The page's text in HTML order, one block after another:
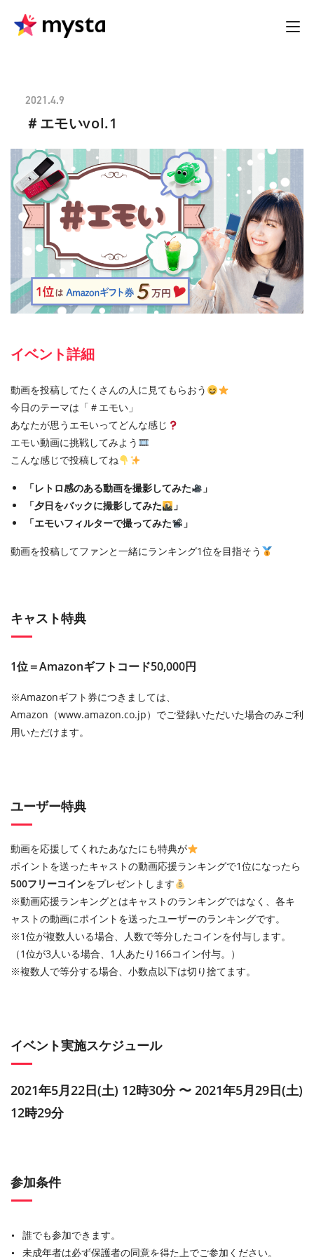
2021.4.9
＃エモいvol.1
イベント詳細
動画を投稿してたくさんの人に見てもらおう
今日のテーマは「＃エモい」
あなたが思うエモいってどんな感じ
エモい動画に挑戦してみよう
こんな感じで投稿してね
「レトロ感のある動画を撮影してみた
」
「夕日をバックに撮影してみた
」
「エモいフィルターで撮ってみた
」
動画を投稿してファンと一緒にランキング1位を目指そう
キャスト特典
1位＝Amazonギフトコード50,000円
※Amazonギフト券につきましては、
Amazon（www.amazon.co.jp）でご登録いただいた場合のみご利
用いただけます。
ユーザー特典
動画を応援してくれたあなたにも特典が
ポイントを送ったキャストの動画応援ランキングで1位になったら
500フリーコインをプレゼントします
※動画応援ランキングとはキャストのランキングではなく、各キ
ャストの動画にポイントを送ったユーザーのランキングです。
※1位が複数人いる場合、人数で等分したコインを付与します。
（1位が3人いる場合、1人あたり166コイン付与。）
※複数人で等分する場合、小数点以下は切り捨てます。
イベント実施スケジュール
2021年5月22日(土) 12時30分 〜 2021年5月29日(土)
12時29分
参加条件
誰でも参加できます。
未成年者は必ず保護者の同意を得た上でご参加ください。